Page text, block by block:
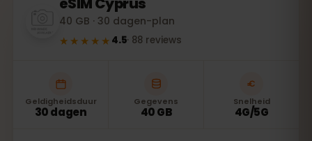
40 GB · 30 dagen-plan
★★★★★ 4.5· 88 reviews
Geldigheidsduur
30 dagen
Gegevens
40 GB
Snelheid
4G/5G